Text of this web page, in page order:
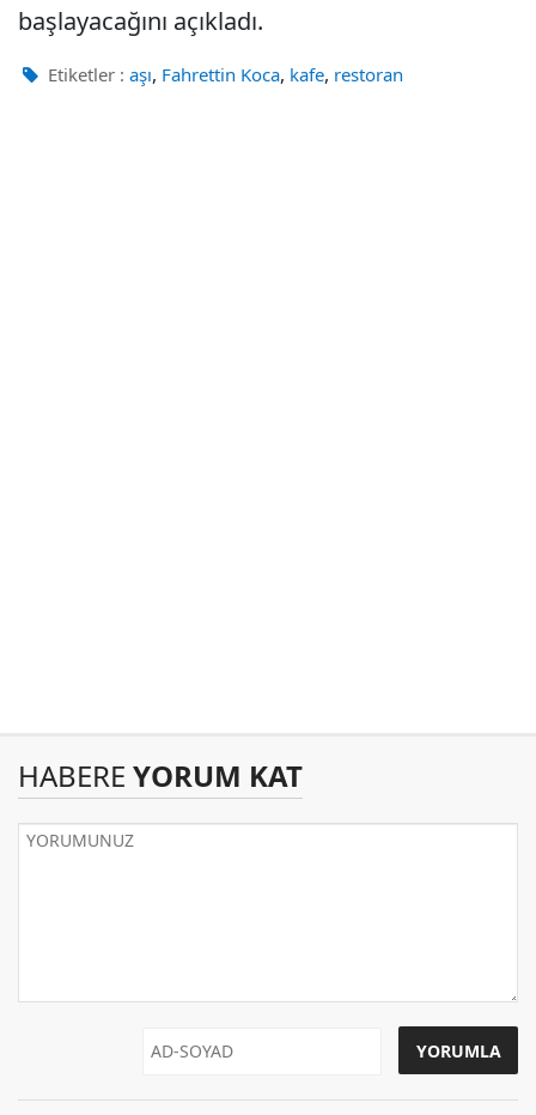
başlayacağını açıkladı.
Etiketler : aşı, Fahrettin Koca, kafe, restoran
HABERE YORUM KAT